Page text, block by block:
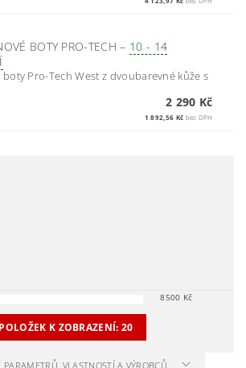
BOTY PRO-TECH– 10 - 14
Pro-Tech West z dvoubarevné kůže s
2 290 Kč
1 892,56 Kč bez DPH
8500 Kč
POLOŽEK K ZOBRAZENÍ:20
PARAMETRŮ, VLASTNOSTÍ A VÝROBCŮ